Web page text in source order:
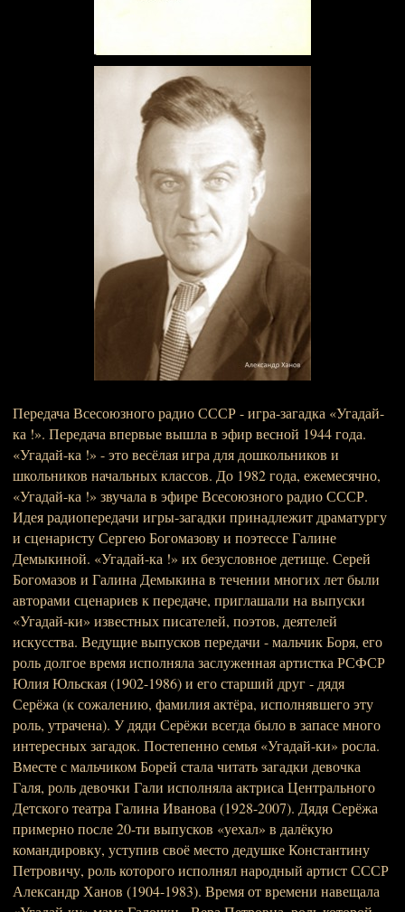
Передача Всесоюзного радио СССР - игра-загадка «Угадай-
ка !». Передача впервые вышла в эфир весной 1944 года.
«Угадай-ка !» - это весёлая игра для дошкольников и
школьников начальных классов. До 1982 года, ежемесячно,
«Угадай-ка !» звучала в эфире Всесоюзного радио СССР.
Идея радиопередачи игры-загадки принадлежит драматургу
и сценаристу Сергею Богомазову и поэтессе Галине
Демыкиной. «Угадай-ка !» их безусловное детище. Серей
Богомазов и Галина Демыкина в течении многих лет были
авторами сценариев к передаче, приглашали на выпуски
«Угадай-ки» известных писателей, поэтов, деятелей
искусства. Ведущие выпусков передачи - мальчик Боря, его
роль долгое время исполняла заслуженная артистка РСФСР
Юлия Юльская (1902-1986) и его старший друг - дядя
Серёжа (к сожалению, фамилия актёра, исполнявшего эту
роль, утрачена). У дяди Серёжи всегда было в запасе много
интересных загадок. Постепенно семья «Угадай-ки» росла.
Вместе с мальчиком Борей стала читать загадки девочка
Галя, роль девочки Гали исполняла актриса Центрального
Детского театра Галина Иванова (1928-2007). Дядя Серёжа
примерно после 20-ти выпусков «уехал» в далёкую
командировку, уступив своё место дедушке Константину
Петровичу, роль которого исполнял народный артист СССР
Александр Ханов (1904-1983). Время от времени навещала